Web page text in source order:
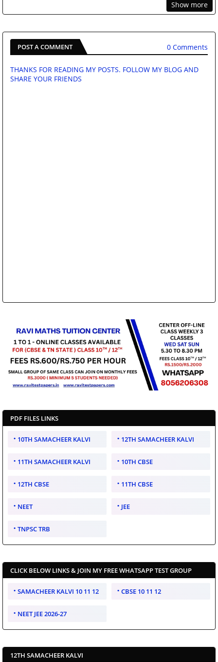
Show more
POST A COMMENT 0 Comments
THANKS FOR READING MY POSTS. FOLLOW MY BLOG AND
SHARE YOUR FRIENDS
PDF FILES LINKS
10TH SAMACHEER KALVI 12TH SAMACHEER KALVI
11TH SAMACHEER KALVI 10TH CBSE
12TH CBSE 11TH CBSE
NEET JEE
TNPSC TRB
CLICK BELOW LINKS & JOIN MY FREE WHATSAPP TEST GROUP
SAMACHEER KALVI 10 11 12 CBSE 10 11 12
NEET JEE 2026-27
12TH SAMACHEER KALVI